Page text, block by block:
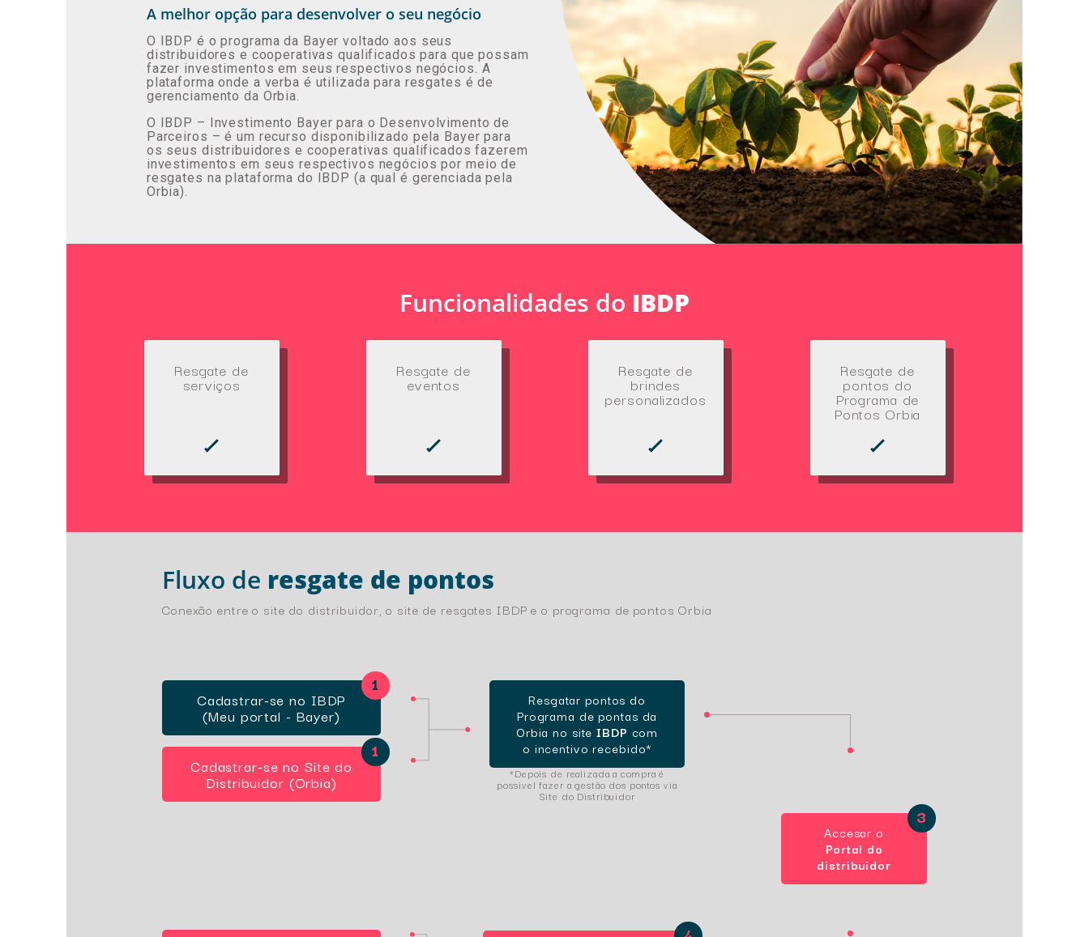
A melhor opção para desenvolver o seu negócio
O IBDP é o programa da Bayer voltado aos seus
distribuidores e cooperativas qualificados para que possam
fazer investimentos em seus respectivos negócios. A
plataforma onde a verba é utilizada para resgates é de
gerenciamento da Orbia.
O IBDP – Investimento Bayer para o Desenvolvimento de
Parceiros – é um recurso disponibilizado pela Bayer para
os seus distribuidores e cooperativas qualificados fazerem
investimentos em seus respectivos negócios por meio de
resgates na plataforma do IBDP (a qual é gerenciada pela
Orbia).
Funcionalidades do IBDP
Resgate de
serviços
Resgate de
eventos
Resgate de
brindes
personalizados
Resgate de
pontos do
Programa de
Pontos Orbia
Fluxo de resgate de pontos
Conexão entre o site do distribuidor, o site de resgates IBDP e o programa de pontos Orbia
Cadastrar-se no IBDP
(Meu portal - Bayer)
Cadastrar-se no Site do
Distribuidor (Orbia)
Resgatar pontos do
Programa de pontas da
Orbia no siteIBDP com
o incentivo recebido*
*Depois de realizada a compra é
possivel fazer a gestão dos pontos via
Site do Distribuidor
Accesar o
Portal do
distribuidor